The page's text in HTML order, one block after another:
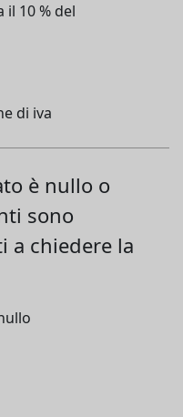
il 10 % del
di iva
è nullo o
sono
a chiedere la